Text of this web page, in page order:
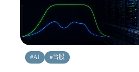
#AI #台股